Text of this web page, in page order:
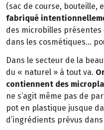
(sac de course, bouteille,
fabriqué
des microbilles présentes
dans les cosmétiques…
Dans le secteur de la
du « naturel » à tout va.
contiennent des
ne s’agit même pas de
pot en plastique jusque
d’ingrédients prévus